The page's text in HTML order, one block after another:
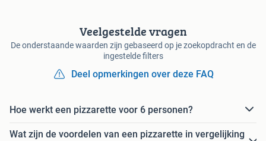
Veelgestelde vragen
De onderstaande waarden zijn gebaseerd op je zoekopdracht en de
ingestelde filters
Deel opmerkingen over deze FAQ
Hoe werkt een pizzarette voor 6 personen?
Wat zijn de voordelen van een pizzarette in vergelijking